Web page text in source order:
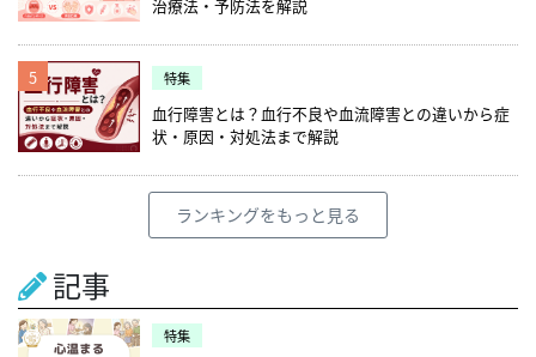
治療法・予防法を解説
5 特集
血行障害とは？血行不良や血流障害との違いから症
状・原因・対処法まで解説
ランキングをもっと見る
記事
特集